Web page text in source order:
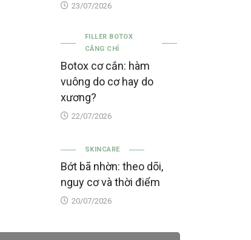
23/07/2026
FILLER BOTOX
CĂNG CHỈ
Botox cơ cắn: hàm
vuông do cơ hay do
xương?
22/07/2026
SKINCARE
Bớt bã nhờn: theo dõi,
nguy cơ và thời điểm
20/07/2026